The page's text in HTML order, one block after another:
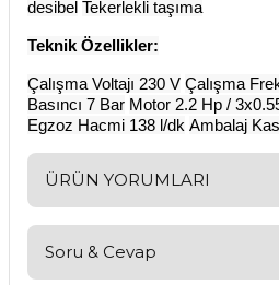
desibel Tekerlekli taşıma
Teknik Özellikler:
Çalışma Voltajı 230 V Çalışma
Basıncı 7 Bar Motor 2.2 Hp /
Egzoz Hacmi 138 l/dk Ambalaj
ÜRÜN YORUMLARI
Bu ürüne ilk yorumu
Soru & Cevap